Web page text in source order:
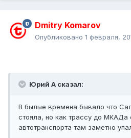
Dmitry Komarov
Опубликовано 1 февраля,
Юрий А сказал:
В былые времена бывало что
стояла, но как трассу до МКАДа
автотранспорта там заметно